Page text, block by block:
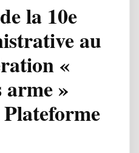
la 10e
au
«
arme »